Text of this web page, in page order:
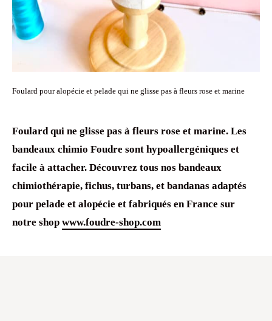
Foulard pour alopécie et pelade qui ne glisse pas à fleurs rose et marine
Foulard qui ne glisse pas à fleurs rose et marine. Les
bandeaux chimio Foudre sont hypoallergéniques et
facile à attacher. Découvrez tous nos bandeaux
chimiothérapie, fichus, turbans, et bandanas adaptés
pour pelade et alopécie et fabriqués en France sur
notre shop www.foudre-shop.com